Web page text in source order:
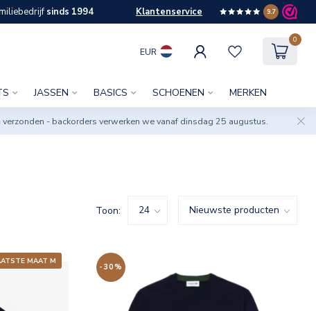
sinds 1994 Klantenservice 9.7
EUR
0
JASSEN BASICS SCHOENEN MERKEN
- backorders verwerken we vanaf dinsdag 25 augustus.
Toon:
MAAT M
-30%